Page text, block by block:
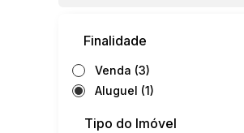
Finalidade
Venda (3)
Aluguel (1)
Tipo do Imóvel